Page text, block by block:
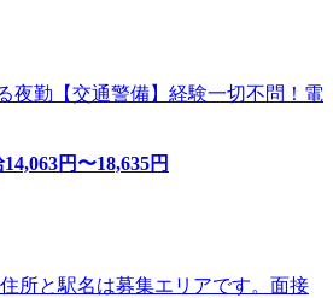
夜勤【交通警備】経験一切不問！電
14,063円〜18,635円
所と駅名は募集エリアです。面接